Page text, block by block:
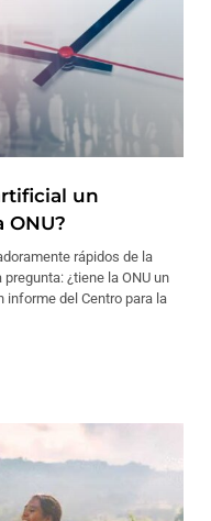
un
rápidos de la
¿tiene la ONU un
informe del Centro para la